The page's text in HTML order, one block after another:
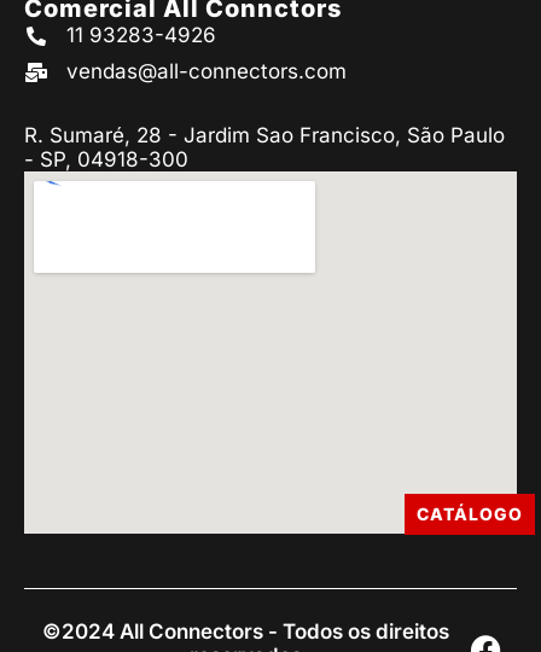
Comercial All Connctors
11 93283-4926
vendas@all-connectors.com
R. Sumaré, 28 - Jardim Sao Francisco, São Paulo
- SP, 04918-300
©2024 All Connectors - Todos os direitos
CATÁLOGO